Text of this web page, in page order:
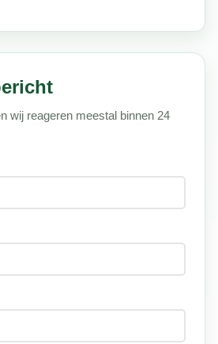
wij reageren meestal binnen 24